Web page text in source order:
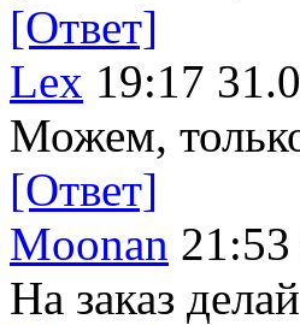
[Ответ]
Lex 19:17
Можем,
[Ответ]
Moonan
На заказ делай